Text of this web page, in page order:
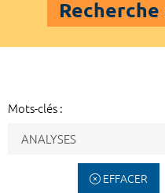
Recherche
Mots-clés :
EFFACER